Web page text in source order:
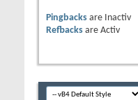
Pingbacks are
Inactiv
Refbacks are Activ